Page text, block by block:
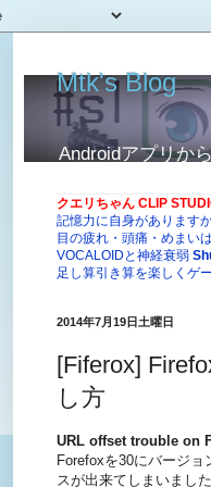
Mtk's Blog
Androidアプリか
クエリちゃん CLIP
記憶力に自身があります
目の疲れ・頭痛・めまい
VOCALOIDと神経衰弱
足し算引き算を楽しくゲ
2014年7月19日土曜日
[Fiferox]
し方
URL offset trouble on
Forefoxを30にバージ
スが出来てしまいました